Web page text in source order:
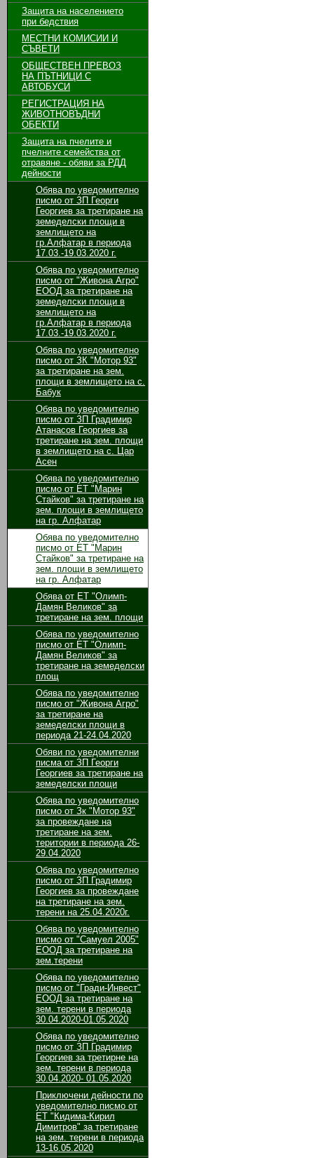
Защита на населението
при бедствия
МЕСТНИ КОМИСИИ И
СЪВЕТИ
ОБЩЕСТВЕН ПРЕВОЗ
НА ПЪТНИЦИ С
АВТОБУСИ
РЕГИСТРАЦИЯ НА
ЖИВОТНОВЪДНИ
ОБЕКТИ
Защита на пчелите и
пчелните семейства от
отравяне - обяви за РДД
дейности
Обява по уведомително
писмо от ЗП Георги
Георгиев за третиране на
земеделски площи в
землището на
гр.Алфатар в периода
17.03.-19.03.2020 г.
Обява по уведомително
писмо от "Живона Агро"
ЕООД за третиране на
земеделски площи в
землището на
гр.Алфатар в периода
17.03.-19.03.2020 г.
Обява по уведомително
писмо от ЗК "Мотор 93"
за третиране на зем.
площи в землището на с.
Бабук
Обява по уведомително
писмо от ЗП Градимир
Атанасов Георгиев за
третиране на зем. площи
в землището на с. Цар
Асен
Обява по уведомително
писмо от ЕТ "Марин
Стайков" за третиране на
зем. площи в землището
на гр. Алфатар
Обява по уведомително
писмо от ЕТ "Марин
Стайков" за третиране на
зем. площи в землището
на гр. Алфатар
Обява от ЕТ "Олимп-
Дамян Великов" за
третиране на зем. площи
Обява по уведомително
писмо от ЕТ "Олимп-
Дамян Великов" за
третиране на земеделски
площ
Обява по уведомително
писмо от "Живона Агро"
за третиране на
земеделски площи в
периода 21-24.04.2020
Обяви по уведомителни
писма от ЗП Георги
Георгиев за третиране на
земеделски площи
Обява по уведомително
писмо от Зк "Мотор 93"
за провеждане на
третиране на зем.
територии в периода 26-
29.04.2020
Обява по уведомително
писмо от ЗП Градимир
Георгиев за провеждане
на третиране на зем.
терени на 25.04.2020г.
Обява по уведомително
писмо от "Самуел 2005"
ЕООД за третиране на
зем.терени
Обява по уведомително
писмо от "Гради-Инвест"
ЕООД за третиране на
зем. терени в периода
30.04.2020-01.05.2020
Обява по уведомително
писмо от ЗП Градимир
Георгиев за третирне на
зем. терени в периода
30.04.2020- 01.05.2020
Приключени дейности по
уведомително писмо от
ЕТ "Кидима-Кирил
Димитров" за третиране
на зем. терени в периода
13-16.05.2020